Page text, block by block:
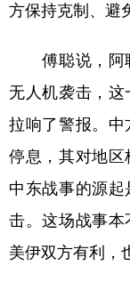
文化产业
北京
辽宁
浙江
方保持克制、避
傅聪说，阿联
无人机袭击，
拉响了警报。中
停息，其对地
中东战事的源
击。这场战事
美伊双方有利，